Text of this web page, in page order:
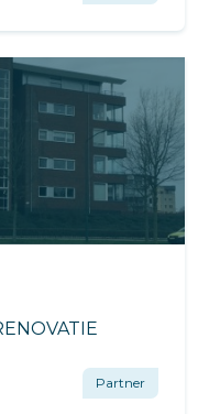
Partner